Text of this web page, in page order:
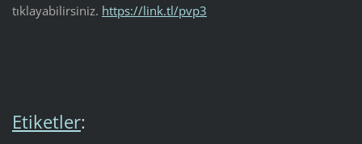
tıklayabilirsiniz. https://link.tl/pvp3
Etiketler: